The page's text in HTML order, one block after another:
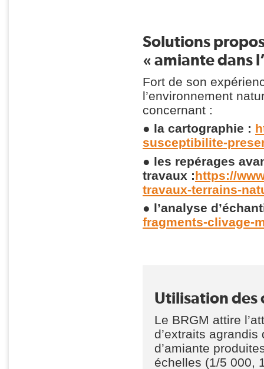
Solutions
« amiante dans
Fort de son
l’environnement
concernant :
● la cartographie :
susceptibilite-
● les repérages
travaux :https://
travaux-terrains-
● l’analyse
fragments-clivage-
Utilisation des
Le BRGM attire
d’extraits
d’amiante
échelles (1/5 000,